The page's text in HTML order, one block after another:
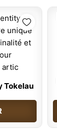
Tokelau